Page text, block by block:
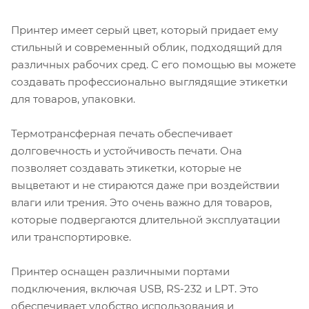
Принтер имеет серый цвет, который придает ему
стильный и современный облик, подходящий для
различных рабочих сред. С его помощью вы можете
создавать профессионально выглядящие этикетки
для товаров, упаковки.
Термотрансферная печать обеспечивает
долговечность и устойчивость печати. Она
позволяет создавать этикетки, которые не
выцветают и не стираются даже при воздействии
влаги или трения. Это очень важно для товаров,
которые подвергаются длительной эксплуатации
или транспортировке.
Принтер оснащен различными портами
подключения, включая USB, RS-232 и LPT. Это
обеспечивает удобство использования и